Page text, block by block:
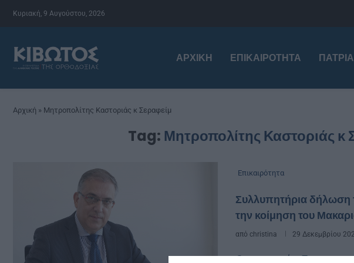
Κυριακή, 9 Αυγούστου, 2026
ΑΡΧΙΚΉ ΕΠΙΚΑΙΡΌΤΗΤΑ
Αρχική » Μητροπολίτης Καστοριάς κ Σεραφείμ
Tag: Μητροπολίτης Καστοριάς κ
Επικαιρότητα
Συλλυπητήρια δήλωση
την κοίμηση του
από christina 29 Δεκεμβρίου
Ο υπουργός